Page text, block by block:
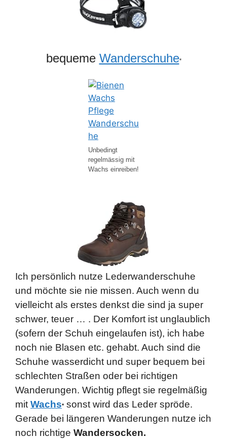
bequeme Wanderschuhe*
Unbedingt
regelmässig mit
Wachs einreiben!
Ich persönlich nutze Lederwanderschuhe
und möchte sie nie missen. Auch wenn du
vielleicht als erstes denkst die sind ja super
schwer, teuer … . Der Komfort ist unglaublich
(sofern der Schuh eingelaufen ist), ich habe
noch nie Blasen etc. gehabt. Auch sind die
Schuhe wasserdicht und super bequem bei
schlechten Straßen oder bei richtigen
Wanderungen. Wichtig pflegt sie regelmäßig
mitWachs*sonst wird das Leder spröde.
Gerade bei längeren Wanderungen nutze ich
noch richtige Wandersocken.